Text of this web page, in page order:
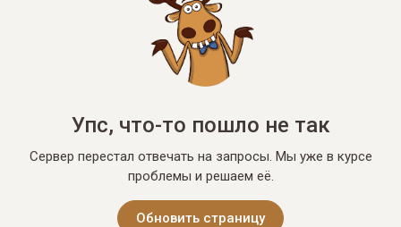
Упс, что-то пошло не так
Сервер перестал отвечать на запросы. Мы уже в курсе
проблемы и решаем её.
Обновить страницу